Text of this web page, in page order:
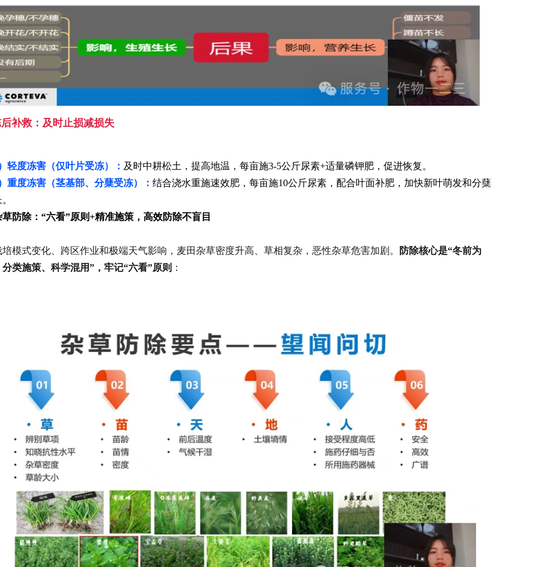
补救：及时止损减损失
轻度冻害（仅叶片受冻）： 及时中耕松土，提高地温，每亩施3-5公斤尿素+适量磷钾肥，促进恢复。
重度冻害（茎基部、分蘖受冻）： 结合浇水重施速效肥，每亩施10公斤尿素，配合叶面补肥，加快新叶萌发和分蘖
草防除：“六看”原则+精准施策，高效防除不盲目
培模式变化、跨区作业和极端天气影响，麦田杂草密度升高、草相复杂，恶性杂草危害加剧。
防除核心是“冬前为
分类施策、科学混用”，牢记“六看”原则 ：